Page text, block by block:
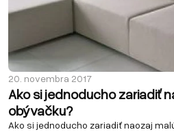
20. novembra 2017
Ako si jednoducho zariadiť
obývačku?
Ako si jednoducho zariadiť naozaj